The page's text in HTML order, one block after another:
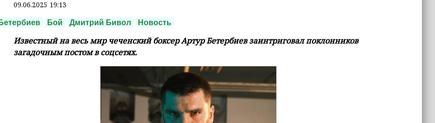
09.06.2025 19:13
Бой Дмитрий Бивол Новость
Известный на весь мир чеченский боксер Артур Бетербиев заинтриговал поклонников
загадочным постом в соцсетях.